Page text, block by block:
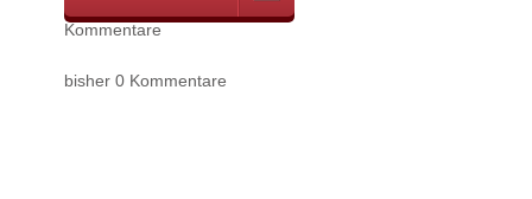
Kommentare
bisher 0 Kommentare